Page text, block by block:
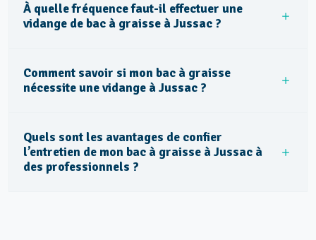
À quelle fréquence faut-il effectuer une
vidange de bac à graisse à Jussac ?
Comment savoir si mon bac à graisse
nécessite une vidange à Jussac ?
Quels sont les avantages de confier
l’entretien de mon bac à graisse à Jussac à
des professionnels ?